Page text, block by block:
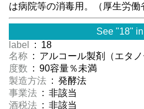
は病院等の消毒用。（厚生労働
See "18"
label
: 18
名称 : アルコール製剤（エタノ
度数 : 90容量％未満
製造方法 : 発酵法
事業法 : 非該当
酒税法 : 非該当